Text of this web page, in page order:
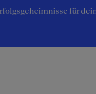
etwas zu
für